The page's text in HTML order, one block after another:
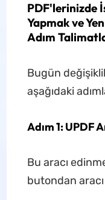
PDF'lerinizde
Yapmak ve
Adım
Bugün
aşağıdaki
Adım 1: UPDF
Bu aracı
butondan